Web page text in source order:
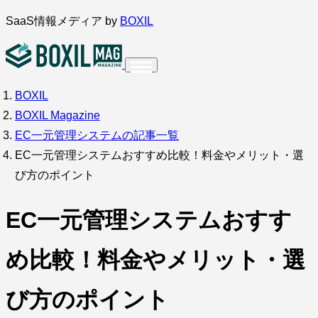
内
を
キ
ッ
プ
SaaS情報メディア by BOXIL
インタビュー
サービス比較 キーワードから探す
BOXIL
BOXIL
BOXIL Magazine
EC一元管理システムの記事一覧
EC一元管理システムおすすめ比較！料金やメリット・選
び方のポイント
EC一元管理システムおすす
め比較！料金やメリット・選
び方のポイント